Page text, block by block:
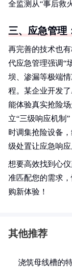
全监测从“事后救
三、应急管理
再完善的技术也
代应急管理强调“
坝、渗漏等极端
程。某企业开发
能体验真实抢险
立“三级响应机制
时调集抢险设备
级处置让应急响应
想要高效找到心
准匹配您的需求
购新体验！
其他推荐
浇筑母线槽的